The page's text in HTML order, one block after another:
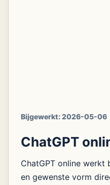
Bijgewerkt:2026-05-06
ChatGPT
ChatGPT online werkt
en gewenste vorm